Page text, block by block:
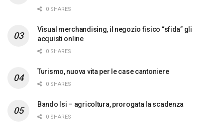
0 SHARES
Visual merchandising, il negozio fisico “sfida” gli
acquisti online
0 SHARES
Turismo, nuova vita per le case cantoniere
0 SHARES
Bando Isi – agricoltura, prorogata la scadenza
0 SHARES